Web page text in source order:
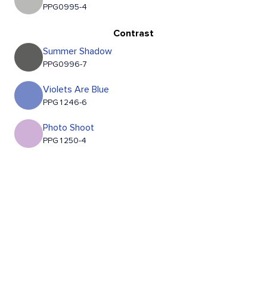
PPG0995-4
Contrast
Summer Shadow
PPG0996-7
Violets Are Blue
PPG1246-6
Photo Shoot
PPG1250-4